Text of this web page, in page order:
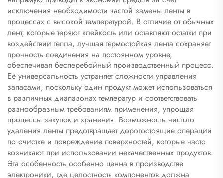
исключения необходимости частой замены ленты в
процессах с высокой температурой. В отличие от обычных
лент, которые теряют клейкость или оставляют остатки при
воздействии тепла, лучшая термостойкая лента сохраняет
прочность соединения на постоянном уровне,
обеспечивая бесперебойный производственный процесс.
Её универсальность устраняет сложности управления
запасами, поскольку один продукт может использоваться
в различных диапазонах температур и соответствовать
разнообразным требованиям применения, упрощая
процессы закупок и хранения. Возможность чистого
удаления ленты предотвращает дорогостоящие операции
по очистке и повреждение поверхностей, которые часто
возникают при использовании некачественных продуктов.
Эта особенность особенно ценна в производстве
электроники, где целостность компонентов должна